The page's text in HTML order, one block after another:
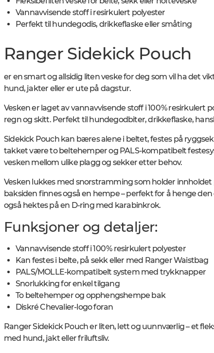
Vannavvisende stoff i resirkulert polyester
Perfekt til hundegodis, drikkeflaske eller småting
Ranger Sidekick Pouch
er en smart og allsidig liten veske for deg som vil ha det
hund, jakter eller er ute på dagstur.
Vesken er laget av vannavvisende stoff i 100 %
regn og skitt. Perfekt til hundegodbiter, drikkeflaske,
Sidekick Pouch kan bæres alene i beltet, festes på
takket være to beltehemper og PALS-kompatibelt
vesken mellom ulike plagg og sekker etter behov.
Vesken lukkes med snorstramming som holder
baksiden finnes også en hempe – perfekt for å henge
også hektes på en D-ring med karabinkrok.
Funksjoner og detaljer:
Vannavvisende stoff i 100 % resirkulert polyester
Kan festes i belte, på sekk eller med Ranger Waistbag
PALS/MOLLE-kompatibelt system med trykknapper
Snorlukking for enkel tilgang
To beltehemper og opphengshempe bak
Diskré Chevalier-logo foran
Ranger Sidekick Pouch er liten, lett og uunnværlig – et
med hund, jakt eller friluftsliv.